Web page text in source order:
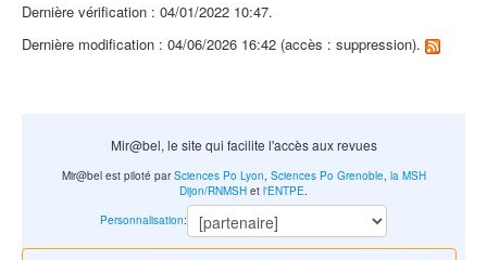
Dernière vérification : 04/01/2022 10:47.
Dernière modification : 04/06/2026 16:42 (accès : suppression).
Mir@bel, le site qui facilite l'accès aux revues
Mir@bel est piloté parSciences Po Lyon, Sciences Po Grenoble, la MSH
Dijon/RNMSH et l'ENTPE.
Personnalisation: